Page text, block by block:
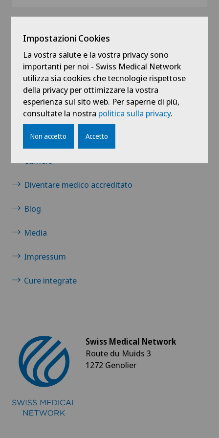
Collegamenti
Contatto
Notizie / Eventi
Carriera
Diventare medico accreditato
Blog
Media
Impressum
Cure integrate
Swiss Medical Network
Route du Muids 3
1272 Genolier
Impostazioni Cookies
La vostra salute e la vostra privacy sono
importanti per noi - Swiss Medical Network
utilizza sia cookies che tecnologie rispettose
della privacy per ottimizzare la vostra
esperienza sul sito web. Per saperne di più,
consultate la nostra politica sulla privacy.
Non accetto Accetto